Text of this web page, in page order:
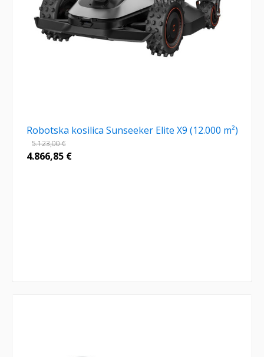
Robotska kosilica Sunseeker Elite X9 (12.000 m²)
5.123,00€
4.866,85 €